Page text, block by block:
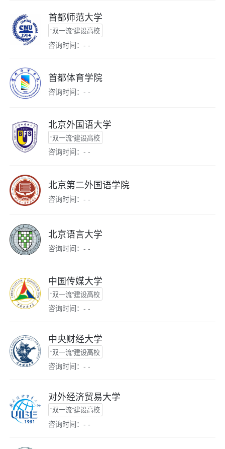
首都师范大学
“双一流”建设高校
咨询时间：- -
首都体育学院
咨询时间：- -
北京外国语大学
“双一流”建设高校
咨询时间：- -
北京第二外国语学院
咨询时间：- -
北京语言大学
咨询时间：- -
中国传媒大学
“双一流”建设高校
咨询时间：- -
中央财经大学
“双一流”建设高校
咨询时间：- -
对外经济贸易大学
“双一流”建设高校
咨询时间：- -